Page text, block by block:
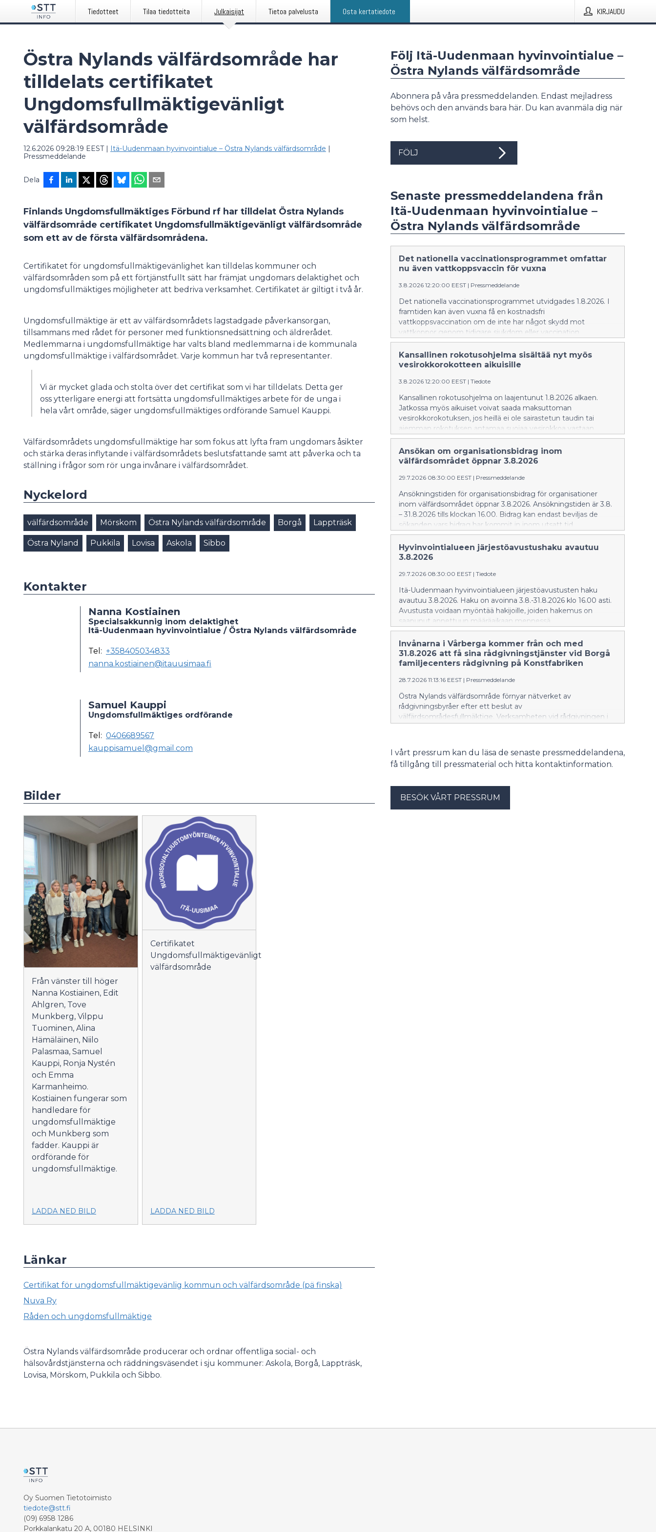
Tiedotteet Tilaa tiedotteita Julkaisijat Tietoa palvelusta Osta kertatiedote KIRJAUDU
Östra Nylands välfärdsområde har
tilldelats certifikatet
Ungdomsfullmäktigevänligt
välfärdsområde
12.6.2026 09:28:19 EEST| Itä-Uudenmaan hyvinvointialue – Östra Nylands välfärdsområde |
Pressmeddelande
Dela
Finlands Ungdomsfullmäktiges Förbund rf har tilldelat Östra Nylands
välfärdsområde certifikatet Ungdomsfullmäktigevänligt välfärdsområde
som ett av de första välfärdsområdena.
Certifikatet för ungdomsfullmäktigevänlighet kan tilldelas kommuner och
välfärdsområden som på ett förtjänstfullt sätt har främjat ungdomars delaktighet och
ungdomsfullmäktiges möjligheter att bedriva verksamhet. Certifikatet är giltigt i två år.
Ungdomsfullmäktige är ett av välfärdsområdets lagstadgade påverkansorgan,
tillsammans med rådet för personer med funktionsnedsättning och äldrerådet.
Medlemmarna i ungdomsfullmäktige har valts bland medlemmarna i de kommunala
ungdomsfullmäktige i välfärdsområdet. Varje kommun har två representanter.
Vi är mycket glada och stolta över det certifikat som vi har tilldelats. Detta ger
oss ytterligare energi att fortsätta ungdomsfullmäktiges arbete för de unga i
hela vårt område, säger ungdomsfullmäktiges ordförande Samuel Kauppi.
Välfärdsområdets ungdomsfullmäktige har som fokus att lyfta fram ungdomars åsikter
och stärka deras inflytande i välfärdsområdets beslutsfattande samt att påverka och ta
ställning i frågor som rör unga invånare i välfärdsområdet.
Nyckelord
välfärdsområde Mörskom Östra Nylands välfärdsområde Borgå Lappträsk
Östra Nyland Pukkila Lovisa Askola Sibbo
Kontakter
Nanna Kostiainen
Specialsakkunnig inom delaktighet
Itä-Uudenmaan hyvinvointialue / Östra Nylands välfärdsområde
Tel: +358405034833
nanna.kostiainen@itauusimaa.fi
Samuel Kauppi
Ungdomsfullmäktiges ordförande
Tel: 0406689567
kauppisamuel@gmail.com
Bilder
Från vänster till höger
Nanna Kostiainen, Edit
Ahlgren, Tove
Munkberg, Vilppu
Tuominen, Alina
Hämäläinen, Niilo
Palasmaa, Samuel
Kauppi, Ronja Nystén
och Emma
Karmanheimo.
Kostiainen fungerar som
handledare för
ungdomsfullmäktige
och Munkberg som
fadder. Kauppi är
ordförande för
ungdomsfullmäktige.
LADDA NED BILD
Certifikatet
Ungdomsfullmäktigevänligt
välfärdsområde
LADDA NED BILD
Länkar
Certifikat för ungdomsfullmäktigevänlig kommun och välfärdsområde (pä finska)
Nuva Ry
Råden och ungdomsfullmäktige
Östra Nylands välfärdsområde producerar och ordnar offentliga social- och
hälsovårdstjänsterna och räddningsväsendet i sju kommuner: Askola, Borgå, Lappträsk,
Lovisa, Mörskom, Pukkila och Sibbo.
Följ Itä-Uudenmaan hyvinvointialue –
Östra Nylands välfärdsområde
Abonnera på våra pressmeddelanden. Endast mejladress
behövs och den används bara här. Du kan avanmäla dig när
som helst.
FÖLJ
Senaste pressmeddelandena från
Itä-Uudenmaan hyvinvointialue –
Östra Nylands välfärdsområde
Det nationella vaccinationsprogrammet omfattar
nu även vattkoppsvaccin för vuxna
3.8.2026 12:20:00 EEST | Pressmeddelande
Det nationella vaccinationsprogrammet utvidgades 1.8.2026. I
framtiden kan även vuxna få en kostnadsfri
vattkoppsvaccination om de inte har något skydd mot
vattkoppor genom tidigare sjukdom eller vaccination.
Kansallinen rokotusohjelma sisältää nyt myös
vesirokkorokotteen aikuisille
3.8.2026 12:20:00 EEST | Tiedote
Kansallinen rokotusohjelma on laajentunut 1.8.2026 alkaen.
Jatkossa myös aikuiset voivat saada maksuttoman
vesirokkorokotuksen, jos heillä ei ole sairastetun taudin tai
aiemman rokotuksen antamaa suojaa vesirokkoa vastaan.
Ansökan om organisationsbidrag inom
välfärdsområdet öppnar 3.8.2026
29.7.2026 08:30:00 EEST | Pressmeddelande
Ansökningstiden för organisationsbidrag för organisationer
inom välfärdsområdet öppnar 3.8.2026. Ansökningstiden är 3.8.
– 31.8.2026 tills klockan 16.00. Bidrag kan endast beviljas de
sökanden vars bidrag har kommit in inom utsatt tid.
Hyvinvointialueen järjestöavustushaku avautuu
3.8.2026
29.7.2026 08:30:00 EEST | Tiedote
Itä-Uudenmaan hyvinvointialueen järjestöavustusten haku
avautuu 3.8.2026. Haku on avoinna 3.8.-31.8.2026 klo 16.00 asti.
Avustusta voidaan myöntää hakijoille, joiden hakemus on
saapunut annettuun määräaikaan mennessä.
Invånarna i Vårberga kommer från och med
31.8.2026 att få sina rådgivningstjänster vid Borgå
familjecenters rådgivning på Konstfabriken
28.7.2026 11:13:16 EEST | Pressmeddelande
Östra Nylands välfärdsområde förnyar nätverket av
rådgivningsbyråer efter ett beslut av
välfärdsområdesfullmäktige. Verksamheten vid rådgivningen i
rådgivning på Konstfabriken.
I vårt pressrum kan du läsa de senaste pressmeddelandena,
få tillgång till pressmaterial och hitta kontaktinformation.
BESÖK VÅRT PRESSRUM
Oy Suomen Tietotoimisto
tiedote@stt.fi
(09) 6958 1286
Porkkalankatu 20 A, 00180 HELSINKI